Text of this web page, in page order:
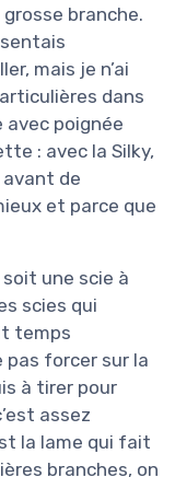
branche.
mais je n’ai
dans
avec poignée
: avec la Silky,
de
et parce que
une scie à
scies qui
temps
pas forcer sur la
à tirer pour
assez
la lame qui fait
branches, on